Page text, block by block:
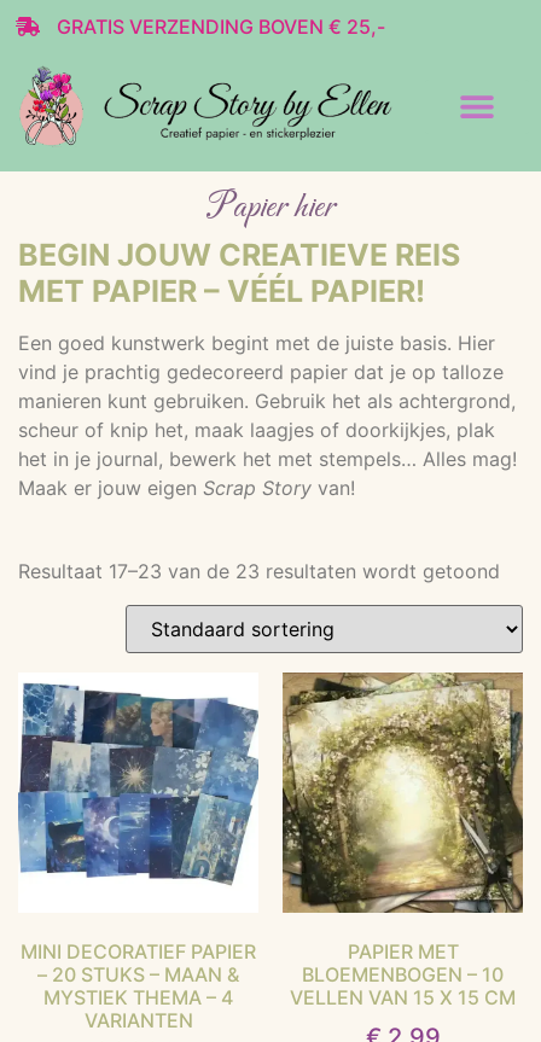
GRATIS VERZENDING BOVEN € 25,-
Papier hier
BEGIN JOUW CREATIEVE REIS
MET PAPIER – VÉÉL PAPIER!
Een goed kunstwerk begint met de juiste basis. Hier
vind je prachtig gedecoreerd papier dat je op talloze
manieren kunt gebruiken. Gebruik het als achtergrond,
scheur of knip het, maak laagjes of doorkijkjes, plak
het in je journal, bewerk het met stempels… Alles mag!
Maak er jouw eigen Scrap Story van!
Resultaat 17–23 van de 23 resultaten wordt getoond
MINI DECORATIEF PAPIER
– 20 STUKS – MAAN &
MYSTIEK THEMA – 4
VARIANTEN
PAPIER MET
BLOEMENBOGEN – 10
VELLEN VAN 15 X 15 CM